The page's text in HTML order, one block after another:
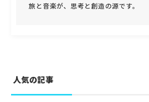
旅と音楽が、思考と創造の源です。
人気の記事